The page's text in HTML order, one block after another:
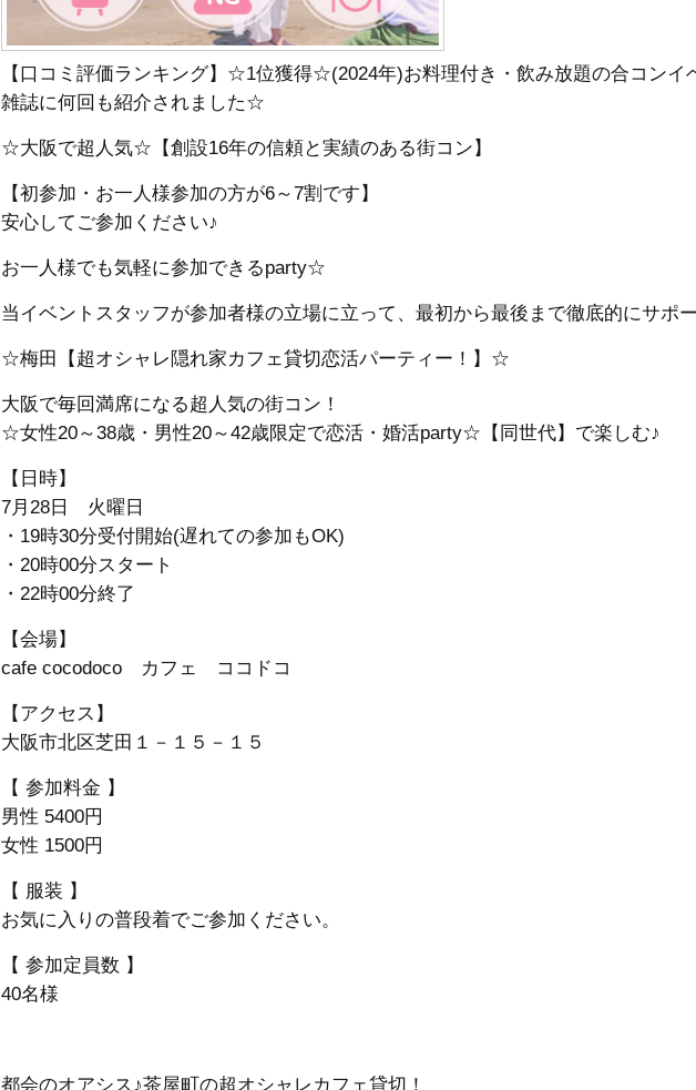
【口コミ評価ランキング】☆1位獲得☆(2024年)お料理付き・飲み放題の合コンイ
雑誌に何回も紹介されました☆
☆大阪で超人気☆【創設16年の信頼と実績のある街コン】
【初参加・お一人様参加の方が6～7割です】
安心してご参加ください♪
お一人様でも気軽に参加できるparty☆
当イベントスタッフが参加者様の立場に立って、最初から最後まで徹底的にサポ
☆梅田【超オシャレ隠れ家カフェ貸切恋活パーティー！】☆
大阪で毎回満席になる超人気の街コン！
☆女性20～38歳・男性20～42歳限定で恋活・婚活party☆【同世代】で楽しむ♪
【日時】
7月28日 火曜日
・19時30分受付開始(遅れての参加もOK)
・20時00分スタート
・22時00分終了
【会場】
cafe cocodoco カフェ ココド コ
【アクセス】
大阪市北区芝田１－１５－１５
【 参加料金 】
男性 5400円
女性 1500円
【 服装 】
お気に入りの普段着でご参加ください。
【 参加定員数 】
40名様
都会のオアシス♪茶屋町の超オシャレカフェ貸切！